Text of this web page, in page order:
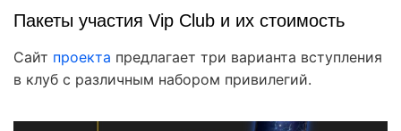
Пакеты участия Vip Club и их стоимость
Сайт проекта предлагает три варианта вступления
в клуб с различным набором привилегий.